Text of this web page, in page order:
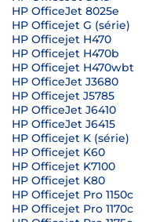
HP OfficeJet 8025e
HP Officejet G (série)
HP Officejet H470
HP Officejet H470b
HP Officejet H470wbt
HP OfficeJet J3680
HP Officejet J5785
HP OfficeJet J6410
HP OfficeJet J6415
HP Officejet K (série)
HP Officejet K60
HP Officejet K7100
HP Officejet K80
HP Officejet Pro 1150c
HP Officejet Pro 1170c